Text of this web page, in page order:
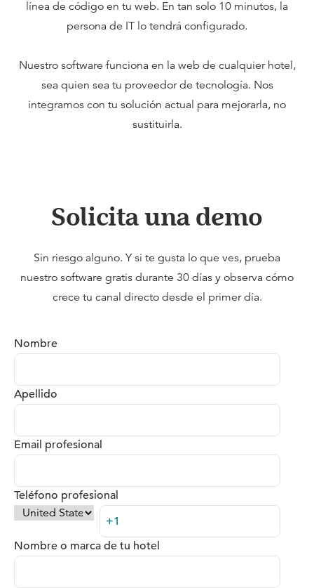
línea de código en tu web. En tan solo 10 minutos, la
persona de IT lo tendrá configurado.
Nuestro software funciona en la web de cualquier hotel,
sea quien sea tu proveedor de tecnología. Nos
integramos con tu solución actual para mejorarla, no
sustituirla.
Solicita una demo
Sin riesgo alguno. Y si te gusta lo que ves, prueba
nuestro software gratis durante 30 días y observa cómo
crece tu canal directo desde el primer día.
Nombre
Apellido
Email profesional
Teléfono profesional
Nombre o marca de tu hotel